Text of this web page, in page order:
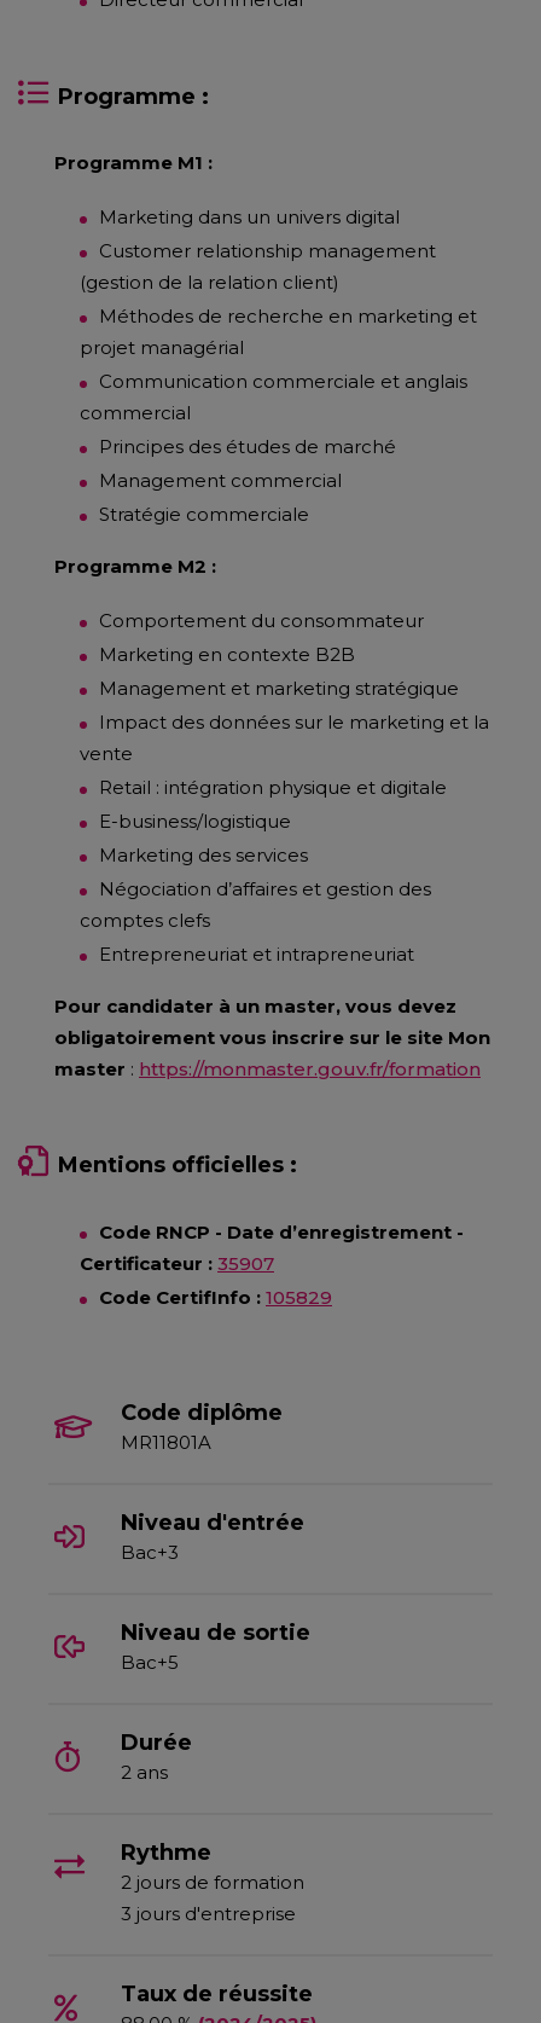
Programme :
Programme M1 :
Marketing dans un univers digital
Customer relationship management
(gestion de la relation client)
Méthodes de recherche en marketing et
projet managérial
Communication commerciale et anglais
commercial
Principes des études de marché
Management commercial
Stratégie commerciale
Programme M2 :
Comportement du consommateur
Marketing en contexte B2B
Management et marketing stratégique
Impact des données sur le marketing et la
vente
Retail : intégration physique et digitale
E-business/logistique
Marketing des services
Négociation d’affaires et gestion des
comptes clefs
Entrepreneuriat et intrapreneuriat
Pour candidater à un master, vous devez
obligatoirement vous inscrire sur le site Mon
master : https://monmaster.gouv.fr/formation
Mentions officielles :
Code RNCP - Date d’enregistrement -
Certificateur : 35907
Code CertifInfo : 105829
Code diplôme
MR11801A
Niveau d'entrée
Bac+3
Niveau de sortie
Bac+5
Durée
2 ans
Rythme
2 jours de formation
3 jours d'entreprise
Taux de réussite